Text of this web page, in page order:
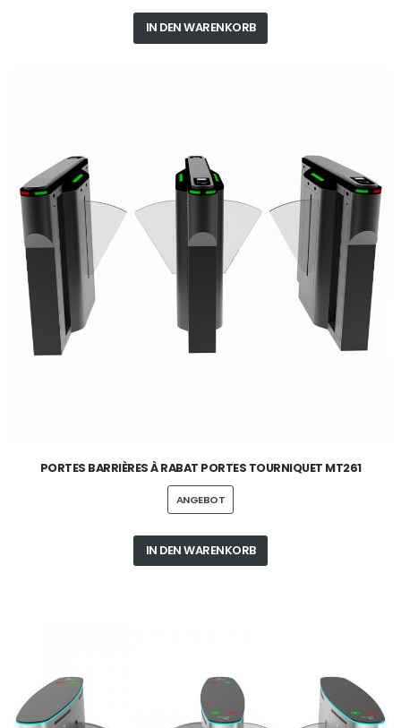
IN DEN WARENKORB
PORTES BARRIÈRES À RABAT PORTES TOURNIQUET MT261
ANGEBOT
IN DEN WARENKORB